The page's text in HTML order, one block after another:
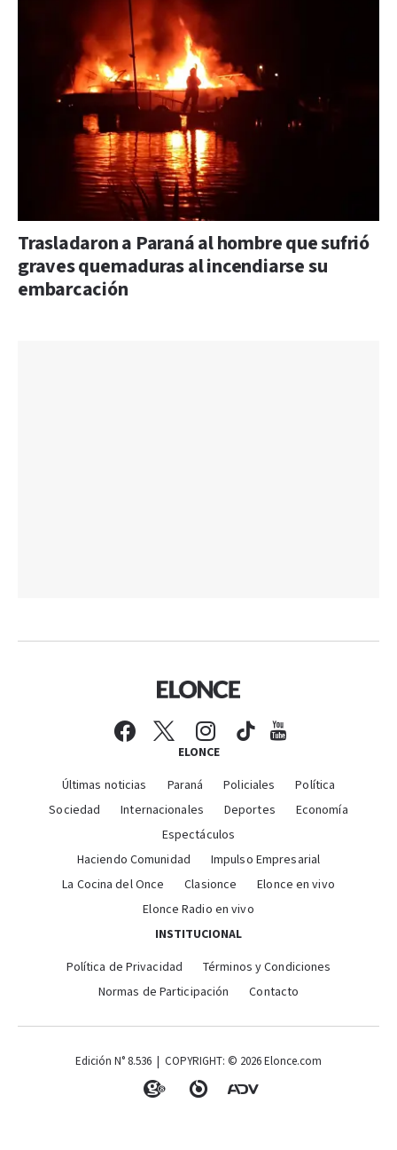
Trasladaron a Paraná al hombre que sufrió
graves quemaduras al incendiarse su
embarcación
ELONCE
Últimas noticias Paraná Policiales
Política
Sociedad
Internacionales Deportes
Economía
Espectáculos
Haciendo Comunidad
Impulso Empresarial
La Cocina del Once
Clasionce
Elonce en vivo
Elonce Radio en vivo
INSTITUCIONAL
Política de Privacidad
Términos y Condiciones
Normas de Participación
Contacto
Edición N° 8.536 | COPYRIGHT: © 2026 Elonce.com